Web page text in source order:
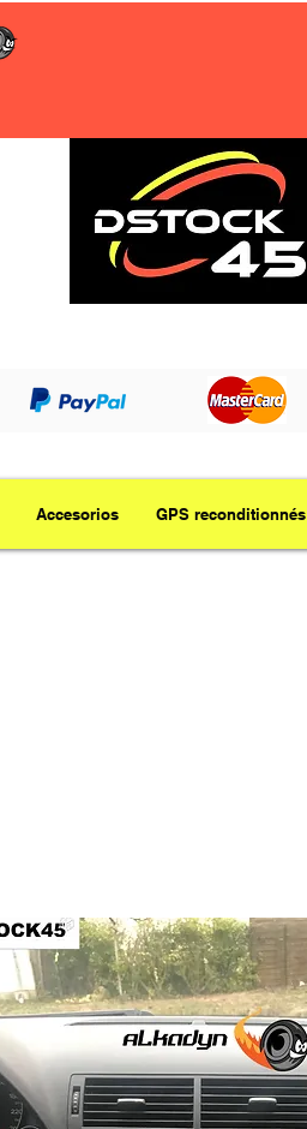
Accesorios GPS reconditionnés